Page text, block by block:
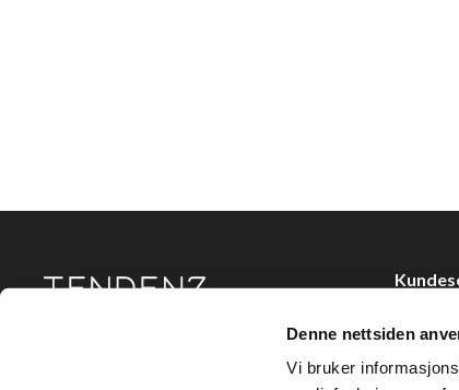
Denne nettsiden
Vi bruker
Tendenz Hårpleie AS er en solid totalleverandør av
eksklusive merker og profesjonelle produkter til
Kjøpsvilkår
Personvern